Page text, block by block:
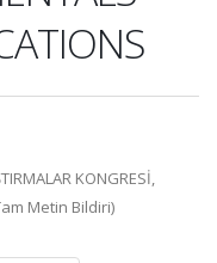
KONGRESİ,
Metin Bildiri)